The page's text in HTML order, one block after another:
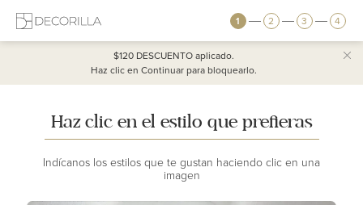
1 2 3 4
$120 DESCUENTOaplicado.
Haz clic en Continuar para bloquearlo.
Haz clic en el estilo que prefieras
Indícanos los estilos que te gustan haciendo clic en una
imagen